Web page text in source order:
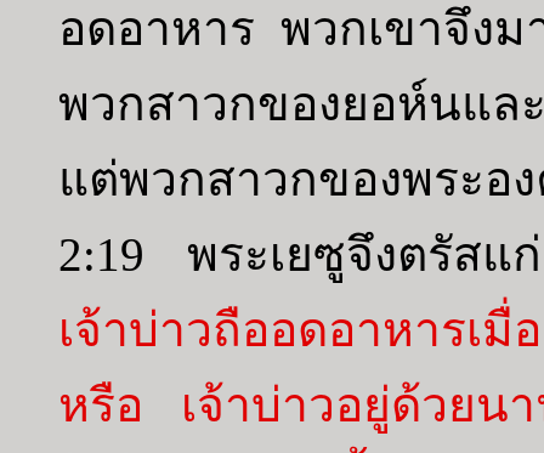
อดอาหาร พวกเขาจึง
พวกสาวกของยอห์นแล
แต่พวกสาวกของพระอ
2:19 พระเยซูจึงตรัส
เจ้าบ่าวถืออดอาหารเมื่
หรือ เจ้าบ่าวอยู่ด้วยน